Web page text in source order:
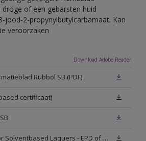
of een gebarsten huid
jood-2-propynylbutylcarbamaat. Kan
veroorzaken
Download Adobe Reader
Rubbol SB (PDF)
certificaat)
Sikkens Exterior Solventbased Laquers - EPD of Milieuproductverklaring